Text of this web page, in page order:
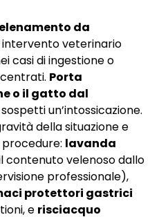
da
intervento veterinario
casi di ingestione o
Porta
o il gatto dal
un’intossicazione.
della situazione e
lavanda
contenuto velenoso dallo
professionale),
protettori gastrici
e risciacquo